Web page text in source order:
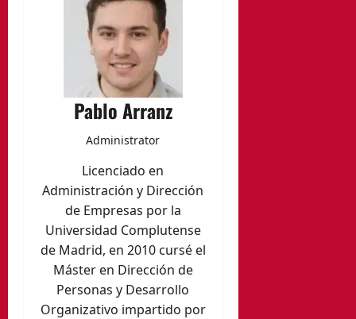
Pablo Arranz
Administrator
Licenciado en
Administración y Dirección
de Empresas por la
Universidad Complutense
de Madrid, en 2010 cursé el
Máster en Dirección de
Personas y Desarrollo
Organizativo impartido por